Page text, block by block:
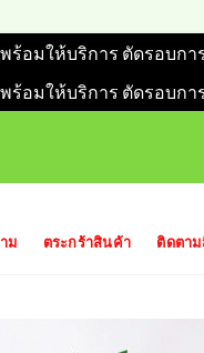
อมให้บริการ ตัดรอบกา
อมให้บริการ ตัดรอบกา
ม ตระกร้าสินค้า ติดตา